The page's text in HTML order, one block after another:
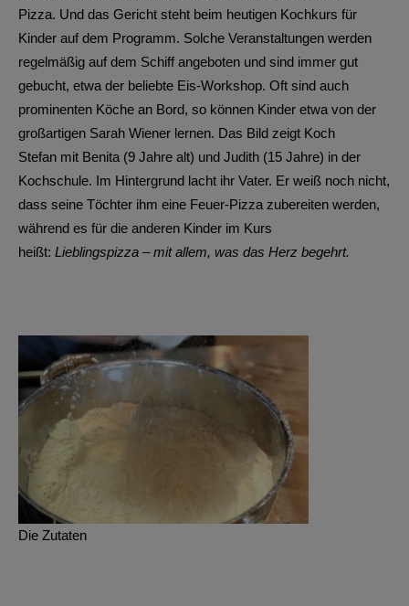
Pizza. Und das Gericht steht beim heutigen Kochkurs für
Kinder auf dem Programm. Solche Veranstaltungen werden
regelmäßig auf dem Schiff angeboten und sind immer gut
gebucht, etwa der beliebte Eis-Workshop. Oft sind auch
prominenten Köche an Bord, so können Kinder etwa von der
großartigen Sarah Wiener lernen. Das Bild zeigt Koch
Stefan mit Benita (9 Jahre alt) und Judith (15 Jahre) in der
Kochschule. Im Hintergrund lacht ihr Vater. Er weiß noch nicht,
dass seine Töchter ihm eine Feuer-Pizza zubereiten werden,
während es für die anderen Kinder im Kurs
heißt: Lieblingspizza – mit allem, was das Herz begehrt.
Die Zutaten